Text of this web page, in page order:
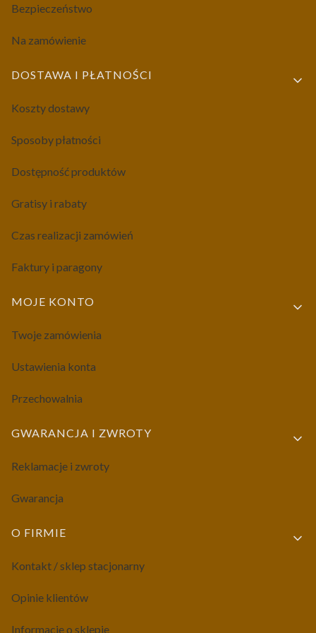
Bezpieczeństwo
Na zamówienie
DOSTAWA I PŁATNOŚCI
Koszty dostawy
Sposoby płatności
Dostępność produktów
Gratisy i rabaty
Czas realizacji zamówień
Faktury i paragony
MOJE KONTO
Twoje zamówienia
Ustawienia konta
Przechowalnia
GWARANCJA I ZWROTY
Reklamacje i zwroty
Gwarancja
O FIRMIE
Kontakt / sklep stacjonarny
Opinie klientów
Informacje o sklepie